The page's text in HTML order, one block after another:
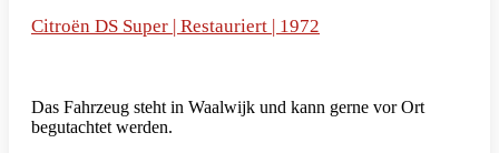
Citroën DS Super | Restauriert | 1972
Das Fahrzeug steht in Waalwijk und kann gerne vor Ort
begutachtet werden.